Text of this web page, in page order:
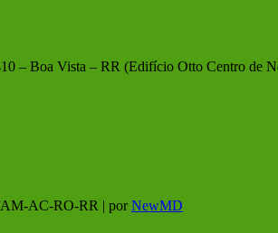
– Boa Vista – RR (Edifício Otto Centro de
AM-AC-RO-RR | porNewMD